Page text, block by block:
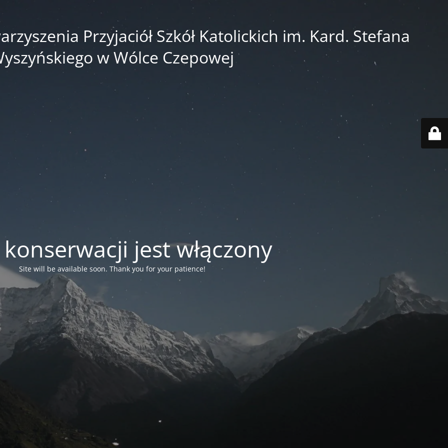
Przyjaciół Szkół Katolickich im. Kard. Stefana
w Wólce Czepowej
jest włączony
Site will be available soon. Thank you for your patience!